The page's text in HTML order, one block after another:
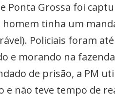
Ponta Grossa foi
homem tinha um
Policiais foram
e morando na
de prisão, a PM
não teve tempo de